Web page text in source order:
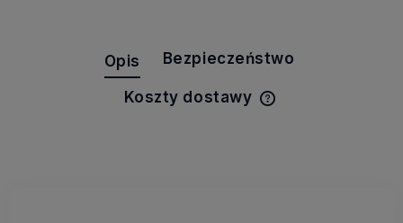
Opis Bezpieczeństwo
Koszty dostawy